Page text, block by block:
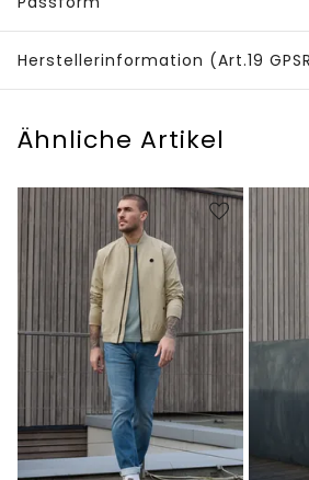
Herstellerinformation (Art.19
Ähnliche Artikel